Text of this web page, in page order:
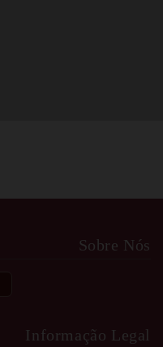
Sobre Nós
Informação Legal